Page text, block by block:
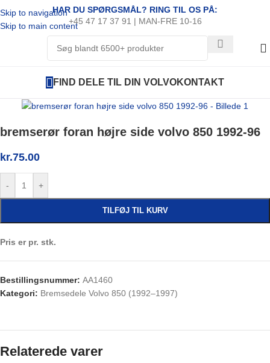
Skip to navigation
Skip to main content
HAR DU SPØRGSMÅL? RING TIL OS PÅ:
+45 47 17 37 91 | MAN-FRE 10-16
FIND DELE TIL DIN VOLVOKONTAKT
bremserør foran højre side volvo 850 1992-96
kr.75.00
- +
TILFØJ TIL KURV
Pris er pr. stk.
Bestillingsnummer: AA1460
Kategori: Bremsedele Volvo 850 (1992–1997)
Relaterede varer